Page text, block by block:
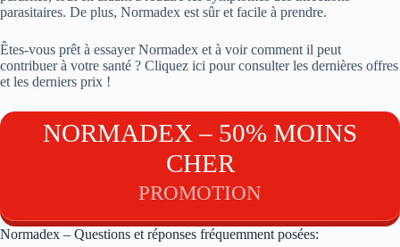
parasitaires. De plus, Normadex est sûr et facile à prendre.
Êtes-vous prêt à essayer Normadex et à voir comment il peut
contribuer à votre santé ? Cliquez ici pour consulter les dernières offres
et les derniers prix !
NORMADEX – 50% MOINS
CHER
PROMOTION
Normadex – Questions et réponses fréquemment posées: